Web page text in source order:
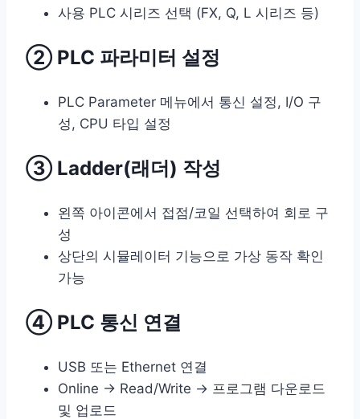
사용 PLC 시리즈 선택 (FX, Q, L 시리즈 등)
② PLC 파라미터 설정
PLC Parameter 메뉴에서 통신 설정, I/O 구
성, CPU 타입 설정
③ Ladder(래더) 작성
왼쪽 아이콘에서 접점/코일 선택하여 회로 구
성
상단의 시뮬레이터 기능으로 가상 동작 확인
가능
④ PLC 통신 연결
USB 또는 Ethernet 연결
Online → Read/Write → 프로그램 다운로드
및 업로드